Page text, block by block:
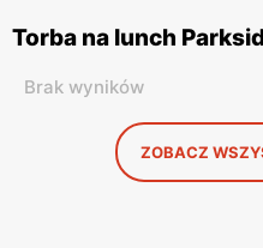
Torba na lunch
Brak wyników
ZOBACZ